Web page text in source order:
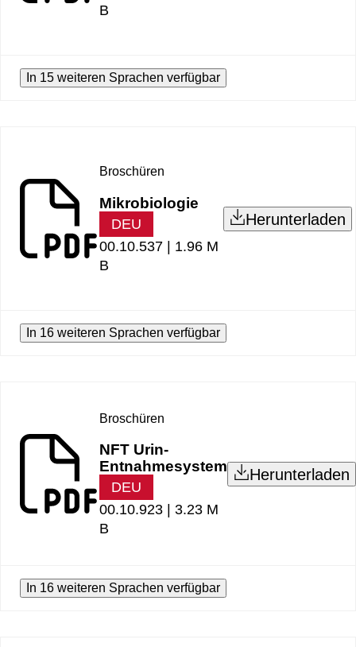
B
In 15 weiteren Sprachen verfügbar
Broschüren
Mikrobiologie
DEU
00.10.537 | 1.96 M
B
Herunterladen
In 16 weiteren Sprachen verfügbar
Broschüren
NFT Urin-
Entnahmesystem
DEU
00.10.923 | 3.23 M
B
Herunterladen
In 16 weiteren Sprachen verfügbar